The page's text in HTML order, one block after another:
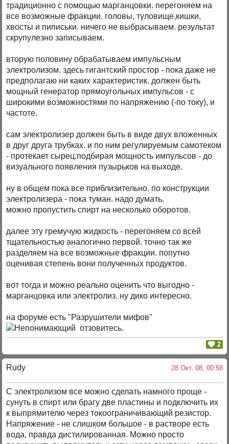
традиционно с помощью марганцовки. перегоняем на
все возможные фракции. головы, туловище,кишки,
хвосты и пиписьки. ничего не выбрасываем. результат
скрупулезно записываем.
вторую половину обрабатываем импульсным
электролизом. здесь гигантский простор - пока даже не
предполагаю ни каких характеристик. должен быть
мощный генератор прямоугольных импульсов - с
широкими возможностями по напряжению (-по току), и
частоте.
сам электролизер должен быть в виде двух вложенных
в друг друга трубках. и по ним регулируемым самотеком
- протекает сырец.подбирая мощность импульсов - до
визуального появления пузырьков на выходе.
ну в общем пока все приблизительно. по конструкции
электролизера - пока туман. надо думать.
можно пропустить спирт на несколько оборотов.
далее эту гремучую жидкость - перегоняем со всей
тщательностью аналогично первой. точно так же
разделяем на все возможные фракции. попутно
оценивая степень вони полученных продуктов.
вот тогда и можно реально оценить что выгодно -
марганцовка или электролиз. ну дико интересно.
на форуме есть "Разрушители мифов"
отзовитесь.
2
Rudy 28 Окт. 08, 00:58
С электролизом все можно сделать намного проще -
сунуть в спирт или брагу две пластины и подключить их
к выпрямителю через токоограничивающий резистор.
Напряжение - не слишком большое - в растворе есть
вода, правда дистилированная. Можно просто